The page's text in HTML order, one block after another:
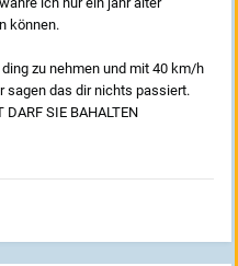
können.
zu nehmen und mit 40 km/h
sagen das dir nichts passiert.
DARF SIE BAHALTEN